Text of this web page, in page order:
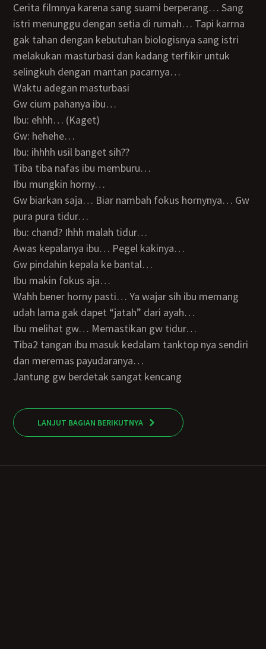
Cerita filmnya karena sang suami berperang… Sang
istri menunggu dengan setia di rumah… Tapi karrna
gak tahan dengan kebutuhan biologisnya sang istri
melakukan masturbasi dan kadang terfikir untuk
selingkuh dengan mantan pacarnya…
Waktu adegan masturbasi
Gw cium pahanya ibu…
Ibu: ehhh… (Kaget)
Gw: hehehe…
Ibu: ihhhh usil banget sih??
Tiba tiba nafas ibu memburu…
Ibu mungkin horny…
Gw biarkan saja… Biar nambah fokus hornynya… Gw
pura pura tidur…
Ibu: chand? Ihhh malah tidur…
Awas kepalanya ibu… Pegel kakinya…
Gw pindahin kepala ke bantal…
Ibu makin fokus aja…
Wahh bener horny pasti… Ya wajar sih ibu memang
udah lama gak dapet “jatah” dari ayah…
Ibu melihat gw… Memastikan gw tidur…
Tiba2 tangan ibu masuk kedalam tanktop nya sendiri
dan meremas payudaranya…
Jantung gw berdetak sangat kencang
LANJUT BAGIAN BERIKUTNYA